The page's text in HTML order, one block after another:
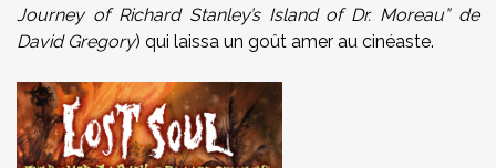
Journey of Richard Stanley’s Island of Dr. Moreau” de
David Gregory) qui laissa un goût amer au cinéaste.